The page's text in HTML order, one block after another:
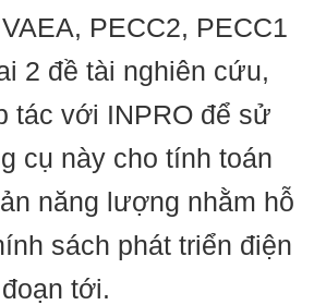
PECC2, PECC1
2 đề tài nghiên cứu,
tác với INPRO để sử
cụ này cho tính toán
năng lượng nhằm hỗ
sách phát triển điện
tới.